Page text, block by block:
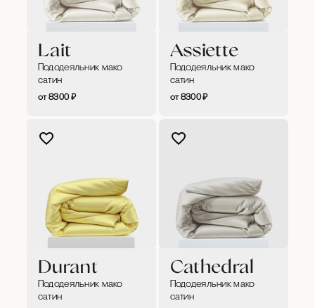
Lait
Пододеяльник мако
сатин
8300₽
Assiette
Пододеяльник мако
сатин
8300₽
Durant
Пододеяльник мако
сатин
Cathedral
Пододеяльник мако
сатин